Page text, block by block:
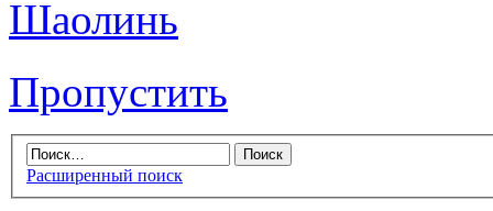
Пропустить
Расширенный поиск